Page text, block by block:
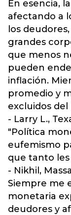
En esencia,
afectando a
los
grandes
que menos
pueden
inflación.
promedio y
excluidos
- Larry L.,
"Política
eufemismo
que tanto
- Nikhil,
Siempre me
monetaria
deudores y